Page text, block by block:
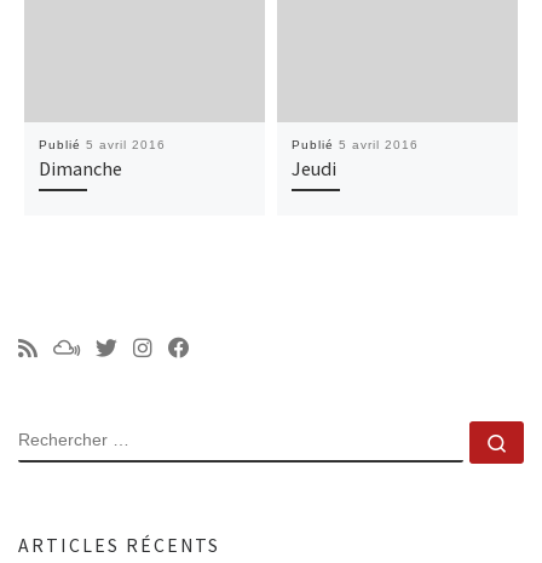
Publié 5 avril 2016
Dimanche
Publié 5 avril 2016
Jeudi
RECHERCHER
ARTICLES RÉCENTS